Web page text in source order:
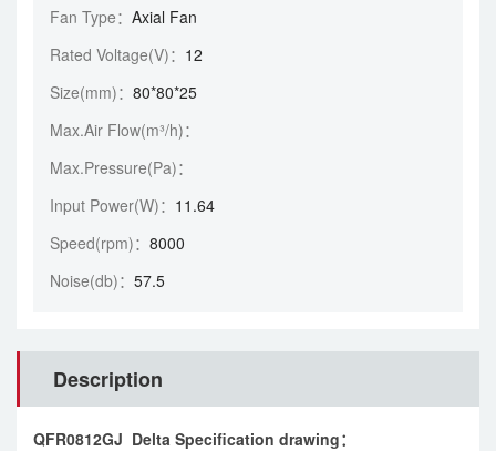
Fan Type： Axial Fan
Rated Voltage(V)： 12
Size(mm)： 80*80*25
Max.Air Flow(m³/h)：
Max.Pressure(Pa)：
Input Power(W)： 11.64
Speed(rpm)： 8000
Noise(db)： 57.5
Description
QFR0812GJ Delta Specification drawing：